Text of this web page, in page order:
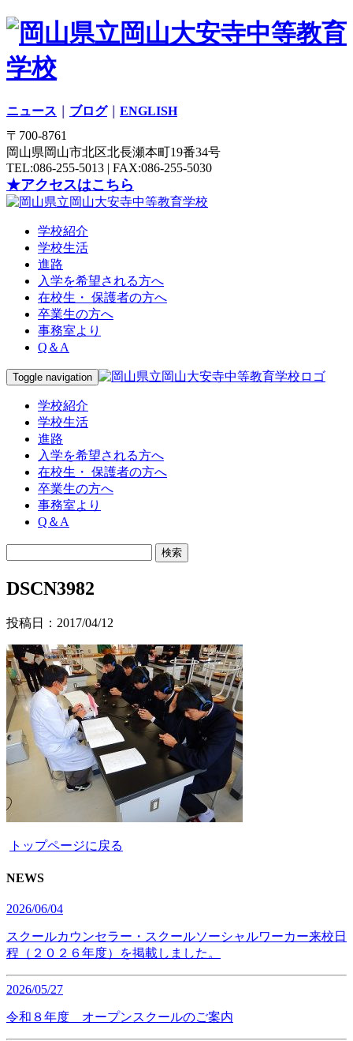
ニュース ブログ｜ ENGLISH
〒700-8761
岡山県岡山市北区北長瀬本町19番34号
TEL:086-255-5013 | FAX:086-255-5030
★アクセスはこちら
学校紹介
学校生活
進路
入学を希望される方へ
在校生・ 保護者の方へ
卒業生の方へ
事務室より
Q＆A
Toggle navigation
学校紹介
学校生活
進路
入学を希望される方へ
在校生・ 保護者の方へ
卒業生の方へ
事務室より
Q＆A
DSCN3982
投稿日：2017/04/12
トップページに戻る
NEWS
2026/06/04
スクールカウンセラー・スクールソーシャルワーカー来校日
程（２０２６年度）を掲載しました。
2026/05/27
令和８年度 オープンスクールのご案内